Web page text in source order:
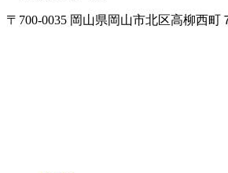
〒700-0035 岡山県岡山市北区高柳西町